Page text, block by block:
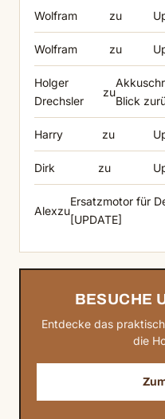
Wolfram zu
Wolfram zu
Holger
Drechsler
zu
Blick
Harry zu
Dirk zu
Alexzu
Ersatzmotor für
[UPDATE]
BESUCHE
Entdecke das
die